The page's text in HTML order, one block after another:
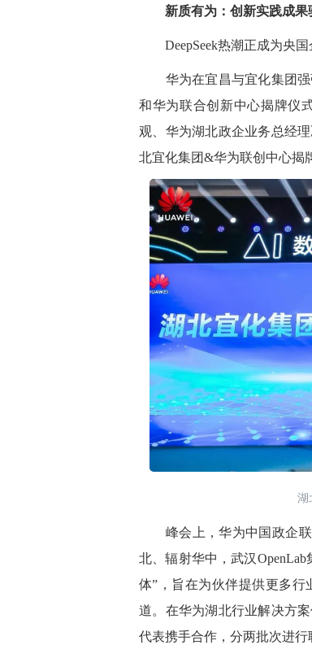
新质有为：创新实践成果
DeepSeek热潮正成为央
华为在宜昌与宜化集团强
和华为联合创新中心揭牌仪
观、华为湖北政企业务总经
北宜化集团&华为联创中心揭
湖
峰会上 ，华为中国政企
北、辐射华中，武汉
体” ，旨在为伙伴提供更多
道。在华为湖北行业解决方
代表携手合作，分两批次进行